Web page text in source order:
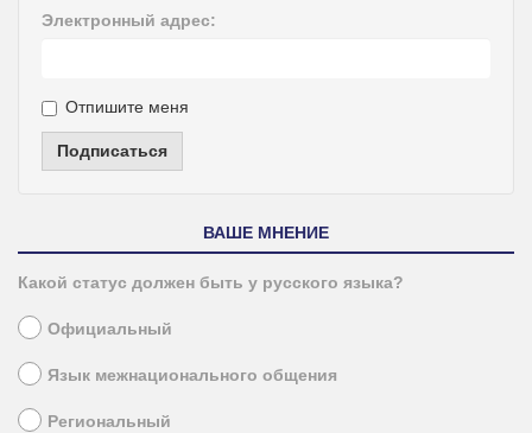
Электронный адрес:
Отпишите меня
Подписаться
ВАШЕ МНЕНИЕ
Какой статус должен быть у русского языка?
Официальный
Язык межнационального общения
Региональный